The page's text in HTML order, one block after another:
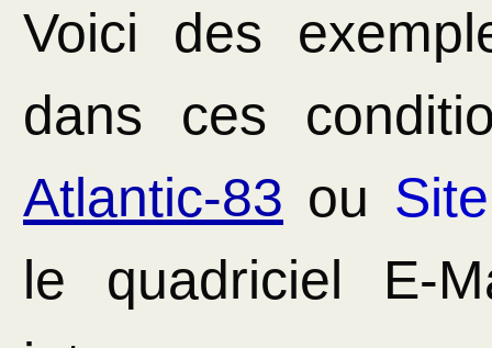
Voici des
dans ces
Atlantic-83 ou
le quadriciel E-